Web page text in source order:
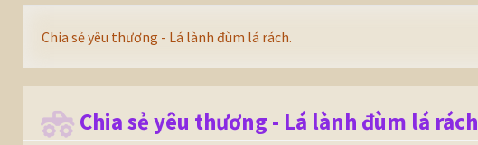
Chia sẻ yêu thương - Lá lành đùm lá rách.
Chia sẻ yêu thương - Lá lành đùm lá rách